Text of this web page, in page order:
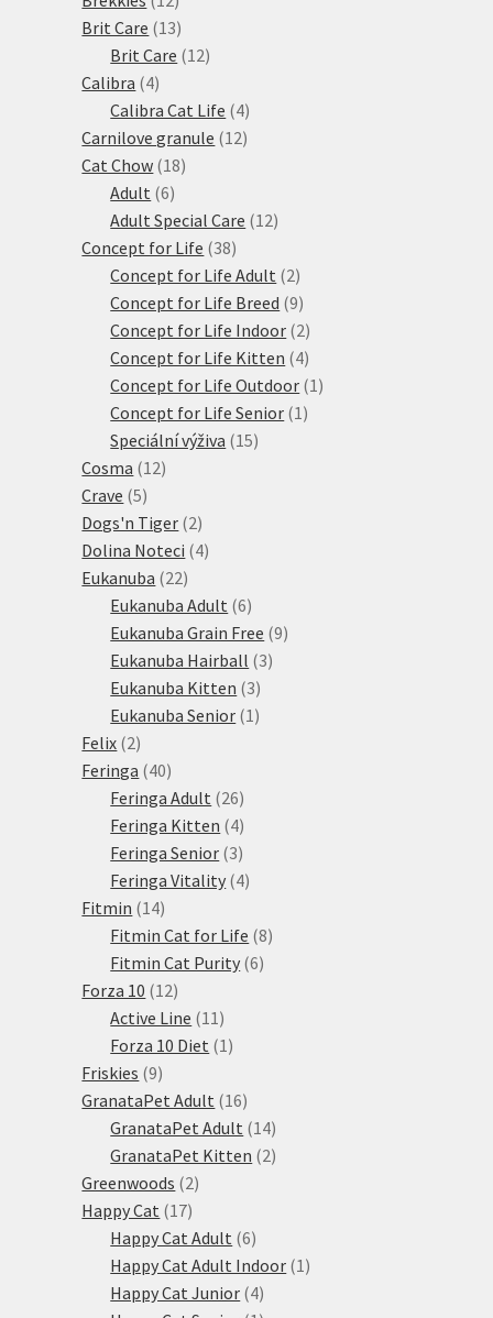
produktů
Brit Care 1313
produktů
Brit Care 1212
Calibra 44
produkty
Calibra Cat Life 44
produkty
Carnilove granule 1212
Cat Chow 1818
Adult 66
produktů
Adult Special Care 1212
Concept for Life 3838
produktů
Concept for Life Adult 22
produkty
Concept for Life Breed 99
produktů
Concept for Life Indoor 22
produkty
Concept for Life Kitten 44
produkty
Concept for Life Outdoor 1 1
Concept for Life Senior 1 1
Speciální výživa 1515
Cosma 1212
Crave 55
produktů
Dogs'n Tiger 22
produkty
Dolina Noteci 44
Eukanuba 2222
produktů
Eukanuba Adult 66
produktů
Eukanuba Grain Free 99
Eukanuba Hairball 33
Eukanuba Kitten 33
produkty
Eukanuba Senior 1 1
Felix 22
produkty
Feringa 4040
produktů
Feringa Adult 2626
produktů
Feringa Kitten 44
produkty
Feringa Senior 33
produkty
Feringa Vitality 44
Fitmin 1414
produktů
Fitmin Cat for Life 88
Fitmin Cat Purity 66
Forza 10 1212
produktů
Active Line 11 11
produktů
Forza 10 Diet 1 1
Friskies 99
produktů
GranataPet Adult 1616
produktů
GranataPet Adult 1414
produktů
GranataPet Kitten 22
Greenwoods 22
Happy Cat 1717
produktů
Happy Cat Adult 66
produktů
Happy Cat Adult Indoor 1 1
Happy Cat Junior 44